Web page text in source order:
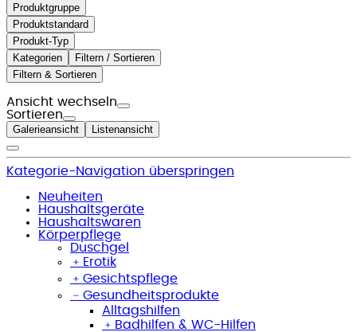
Produktgruppe
Produktstandard
Produkt-Typ
Kategorien
Filtern / Sortieren
Filtern & Sortieren
Ansicht wechseln
Sortieren
Galerieansicht Listenansicht
Kategorie-Navigation überspringen
Neuheiten
Haushaltsgeräte
Haushaltswaren
Körperpflege
Duschgel
﹢ Erotik
﹢ Gesichtspflege
﹣ Gesundheitsprodukte
Alltagshilfen
﹢ Badhilfen & WC-Hilfen